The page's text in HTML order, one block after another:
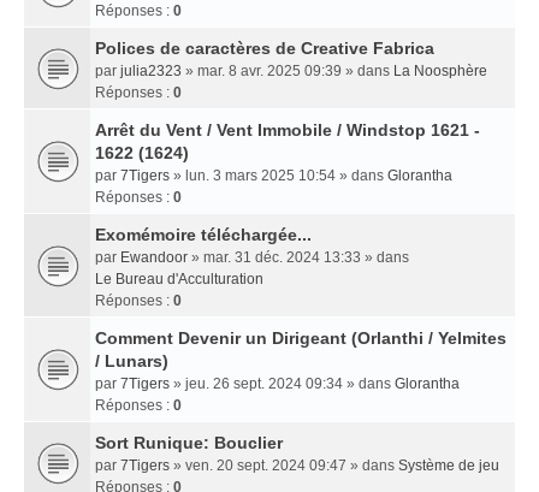
Réponses : 0
Polices de caractères de Creative Fabrica
par julia2323 » mar. 8 avr. 2025 09:39 » dans La Noosphère
Réponses : 0
Arrêt du Vent / Vent Immobile / Windstop 1621 -
1622 (1624)
par 7Tigers » lun. 3 mars 2025 10:54 » dans Glorantha
Réponses : 0
Exomémoire téléchargée...
par Ewandoor » mar. 31 déc. 2024 13:33 » dans
Le Bureau d'Acculturation
Réponses : 0
Comment Devenir un Dirigeant (Orlanthi / Yelmites
/ Lunars)
par 7Tigers » jeu. 26 sept. 2024 09:34 » dans Glorantha
Réponses : 0
Sort Runique: Bouclier
par 7Tigers » ven. 20 sept. 2024 09:47 » dans Système de jeu
Réponses : 0